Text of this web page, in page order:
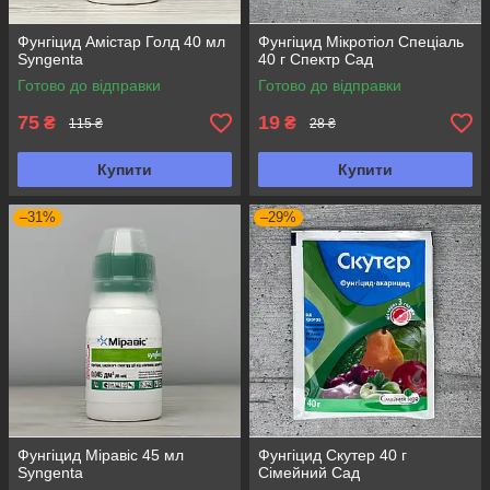
Фунгіцид Амістар Голд 40 мл
Syngenta
Готово до відправки
75 ₴ 115 ₴
Купити
Фунгіцид Мікротіол Спеціаль
40 г Спектр Сад
Готово до відправки
19 ₴ 28 ₴
Купити
–31%
Фунгіцид Міравіс 45 мл
Syngenta
–29%
Фунгіцид Скутер 40 г
Сімейний Сад